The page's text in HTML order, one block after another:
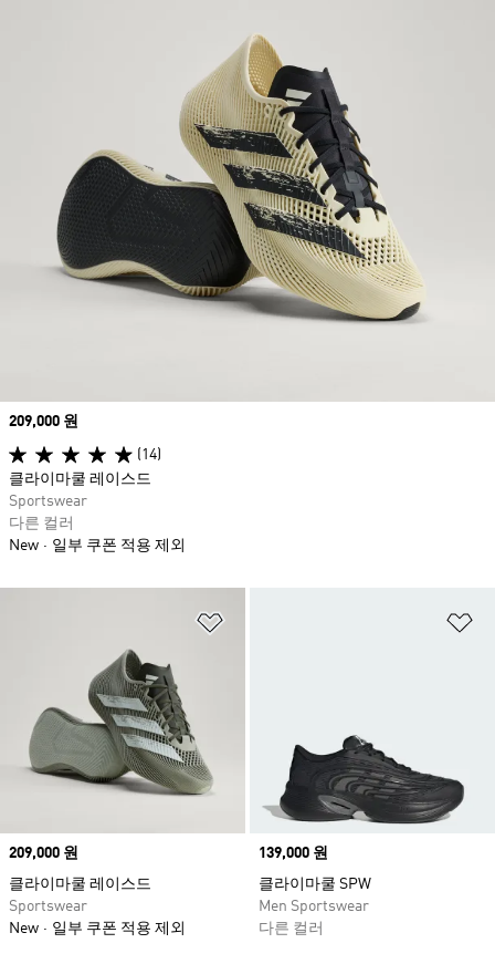
Price
209,000 원
클라이마쿨 레이스드
Sportswear
New
일부 쿠폰 적용 제외
Price
139,000 원
클라이마쿨 SPW
Men Sportswear
다른 컬러
Price
209,000 원
(14)
클라이마쿨 레이스드
Sportswear
다른 컬러
New
일부 쿠폰 적용 제외